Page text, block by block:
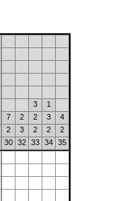
3
1
7 2 2 3
4
2 3 2 2
2
30 32 33 34 35